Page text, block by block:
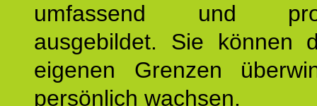
umfassend und
ausgebildet. Sie können
eigenen Grenzen
persönlich wachsen.